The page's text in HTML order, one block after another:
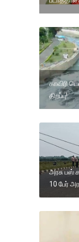
காவிரி
திறப்பு!
அரசு பஸ்
10 பேர்